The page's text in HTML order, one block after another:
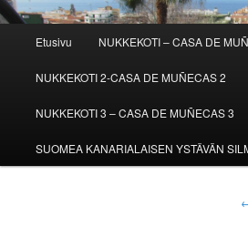
Etusivu NUKKEKOTI – CASA DE
NUKKEKOTI 2-CASA DE MUÑECAS 2
NUKKEKOTI 3 – CASA DE MUÑECAS 3
SUOMEA KANARIALAISEN YSTÄVÄN